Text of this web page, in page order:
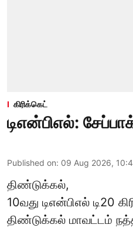
கிரிக்கெட்
டிஎன்பிஎல்:
Published on: 09 Aug 2026,
திண்டுக்கல்,
10வது டிஎன்பிஎல் டி20
திண்டுக்கல் மாவட்டம்